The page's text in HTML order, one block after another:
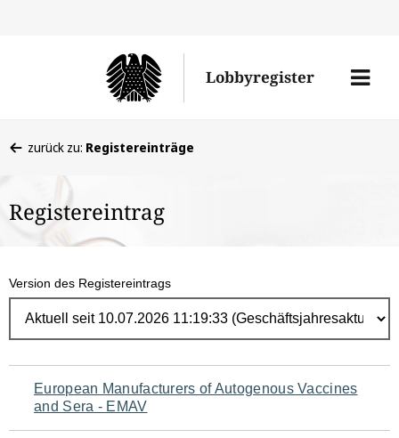
Lobbyregister
Menü
befinden
hier:
zurück zu: Registereinträge
Registereintrag
Version des Registereintrags
Navigation
für
European Manufacturers of Autogenous Vaccines
and Sera - EMAV